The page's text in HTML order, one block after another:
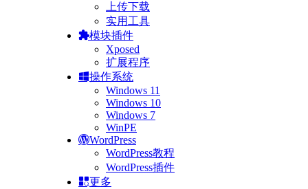
上传下载
实用工具
模块插件
Xposed
扩展程序
操作系统
Windows 11
Windows 10
Windows 7
WinPE
WordPress
WordPress教程
WordPress插件
更多